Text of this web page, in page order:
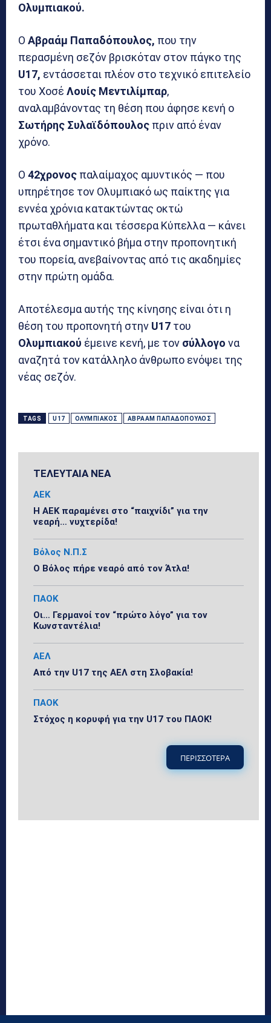
Ολυμπιακού.
Ο Αβραάμ Παπαδόπουλος, που την
περασμένη σεζόν βρισκόταν στον πάγκο της
U17, εντάσσεται πλέον στο τεχνικό επιτελείο
του Χοσέ Λουίς Μεντιλίμπαρ,
αναλαμβάνοντας τη θέση που άφησε κενή ο
Σωτήρης Συλαϊδόπουλος πριν από έναν
χρόνο.
Ο 42χρονος παλαίμαχος αμυντικός — που
υπηρέτησε τον Ολυμπιακό ως παίκτης για
εννέα χρόνια κατακτώντας οκτώ
πρωταθλήματα και τέσσερα Κύπελλα — κάνει
έτσι ένα σημαντικό βήμα στην προπονητική
του πορεία, ανεβαίνοντας από τις ακαδημίες
στην πρώτη ομάδα.
Αποτέλεσμα αυτής της κίνησης είναι ότι η
θέση του προπονητή στην U17 του
Ολυμπιακού έμεινε κενή, με τον σύλλογο να
αναζητά τον κατάλληλο άνθρωπο ενόψει της
νέας σεζόν.
TAGS U17 ΟΛΥΜΠΙΑΚΌΣ ΑΒΡΑΆΜ ΠΑΠΑΔΌΠΟΥΛΟΣ
ΤΕΛΕΥΤΑΙΑ ΝΕΑ
ΑΕΚ
Η ΑΕΚ παραμένει στο “παιχνίδι” για την
νεαρή… νυχτερίδα!
Βόλος Ν.Π.Σ
Ο Βόλος πήρε νεαρό από τον Άτλα!
ΠΑΟΚ
Οι… Γερμανοί τον “πρώτο λόγο” για τον
Κωνσταντέλια!
ΑΕΛ
Από την U17 της ΑΕΛ στη Σλοβακία!
ΠΑΟΚ
Στόχος η κορυφή για την U17 του ΠΑΟΚ!
ΠΕΡΙΣΣΟΤΕΡΑ